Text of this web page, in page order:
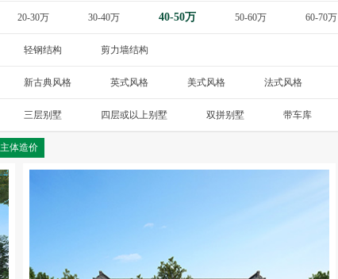
20-30万 30-40万 40-50万 50-60万 60-70万
轻钢结构 剪力墙结构
新古典风格 英式风格 美式风格 法式风格
三层别墅 四层或以上别墅 双拼别墅 带车库
主体造价